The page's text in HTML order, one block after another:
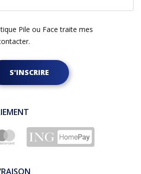
Pile ou Face traite mes
S'INSCRIRE